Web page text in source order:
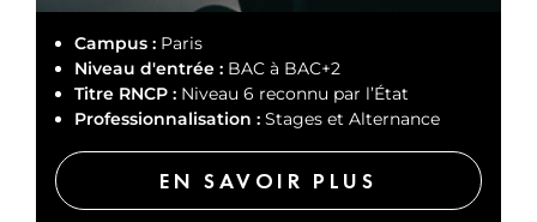
Campus : Paris
Niveau d'entrée : BAC à BAC+2
Titre RNCP : Niveau 6 reconnu par l’État
Professionnalisation : Stages et Alternance
EN SAVOIR PLUS